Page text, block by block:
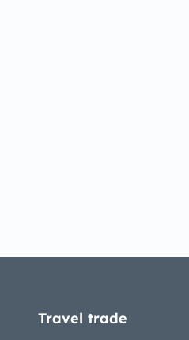
Travel trade